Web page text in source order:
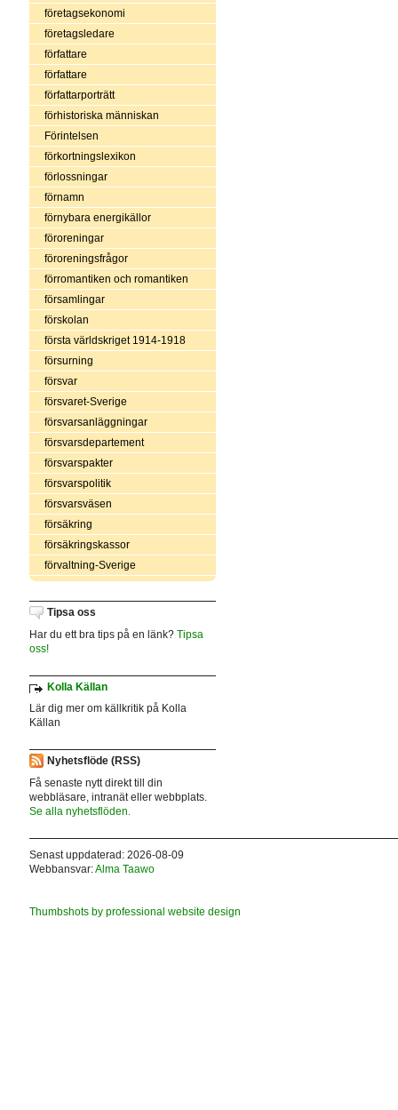
företagsekonomi
företagsledare
författare
författare
författarporträtt
förhistoriska människan
Förintelsen
förkortningslexikon
förlossningar
förnamn
förnybara energikällor
föroreningar
föroreningsfrågor
förromantiken och romantiken
församlingar
förskolan
första världskriget 1914-1918
försurning
försvar
försvaret-Sverige
försvarsanläggningar
försvarsdepartement
försvarspakter
försvarspolitik
försvarsväsen
försäkring
försäkringskassor
förvaltning-Sverige
Tipsa oss
Har du ett bra tips på en länk? Tipsa
oss!
Kolla Källan
Lär dig mer om källkritik på Kolla
Källan
Nyhetsflöde (RSS)
Få senaste nytt direkt till din
webbläsare, intranät eller webbplats.
Se alla nyhetsflöden.
Senast uppdaterad: 2026-08-09
Webbansvar:Alma Taawo
Thumbshots by professional website design